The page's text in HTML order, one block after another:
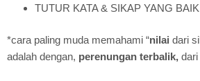
TUTUR KATA & SIKAP YANG BAIK
*cara paling muda memahami “nilai dari
adalah dengan, perenungan terbalik, dari